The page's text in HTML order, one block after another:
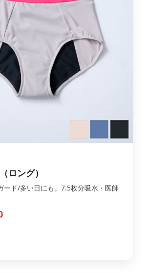
ロング）
ード/多い日にも。7.5枚分吸水・医師